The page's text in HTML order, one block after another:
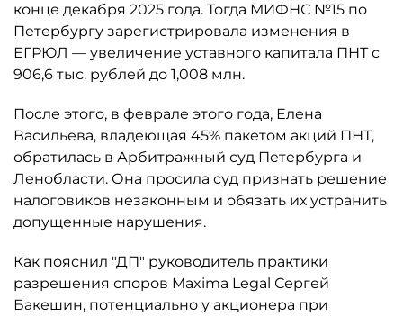
конце декабря 2025 года. Тогда МИФНС №15 по
Петербургу зарегистрировала изменения в
ЕГРЮЛ — увеличение уставного капитала ПНТ с
906,6 тыс. рублей до 1,008 млн.
После этого, в феврале этого года, Елена
Васильева, владеющая 45% пакетом акций ПНТ,
обратилась в Арбитражный суд Петербурга и
Ленобласти. Она просила суд признать решение
налоговиков незаконным и обязать их устранить
допущенные нарушения.
Как пояснил "ДП" руководитель практики
разрешения споров Maxima Legal Сергей
Бакешин, потенциально у акционера при